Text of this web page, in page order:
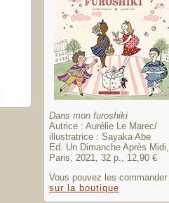
Dans mon furoshiki
Autrice : Aurélie Le Marec/
illustratrice : Sayaka Abe
Ed. Un Dimanche Après Midi,
Paris, 2021, 32 p., 12,90 €
Vous pouvez les commander
sur la boutique